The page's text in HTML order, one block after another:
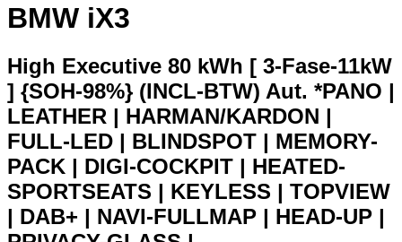
BMW iX3
High Executive 80 kWh [ 3-Fase-11kW
] {SOH-98%} (INCL-BTW) Aut. *PANO |
LEATHER | HARMAN/KARDON |
FULL-LED | BLINDSPOT | MEMORY-
PACK | DIGI-COCKPIT | HEATED-
SPORTSEATS | KEYLESS | TOPVIEW
| DAB+ | NAVI-FULLMAP | HEAD-UP |